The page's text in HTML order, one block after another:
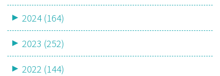
2024 (164)
2023 (252)
2022 (144)